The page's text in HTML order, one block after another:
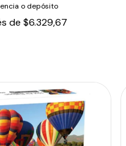
o depósito
de $6.329,67